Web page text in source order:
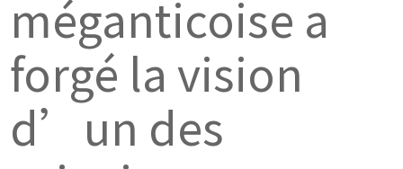
méganticoise a
forgé la vision
d’un des